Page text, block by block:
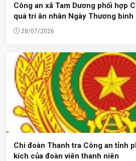
Công an xã Tam Dương phối hợp
quà tri ân nhân Ngày Thương binh
28/07/2026
Chi đoàn Thanh tra Công an tỉnh
kích của đoàn viên thanh niên